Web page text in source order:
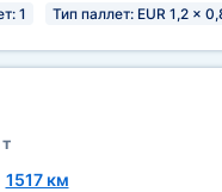
1 Тип паллет: EUR 1,2 x
1517 км